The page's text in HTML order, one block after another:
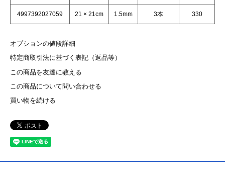
4997392027059 21 × 21cm 1.5mm 3本 330
オプションの値段詳細
特定商取引法に基づく表記（返品等）
この商品を友達に教える
この商品について問い合わせる
買い物を続ける